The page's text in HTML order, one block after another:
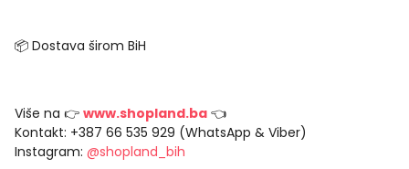
📦 Dostava širom BiH
Više na 👉 www.shopland.ba 👈
Kontakt: +387 66 535 929 (WhatsApp & Viber)
Instagram: @shopland_bih